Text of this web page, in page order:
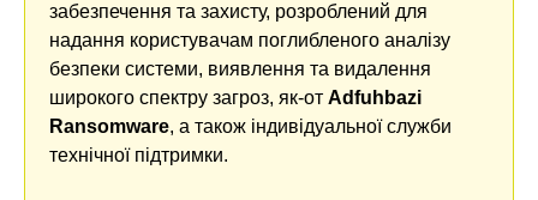
забезпечення та захисту, розроблений для
надання користувачам поглибленого аналізу
безпеки системи, виявлення та видалення
широкого спектру загроз, як-от Adfuhbazi
Ransomware, а також індивідуальної служби
технічної підтримки.